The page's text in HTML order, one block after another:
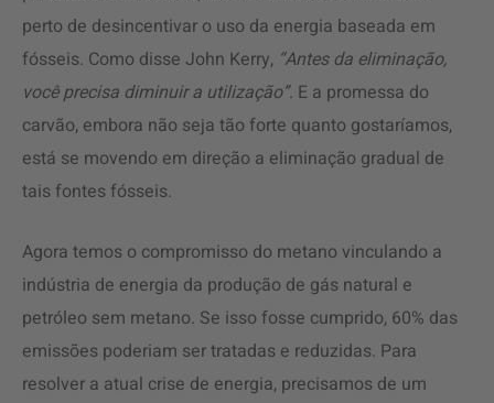
perto de desincentivar o uso da energia baseada em
fósseis. Como disse John Kerry, “Antes da eliminação,
você precisa diminuir a utilização”. E a promessa do
carvão, embora não seja tão forte quanto gostaríamos,
está se movendo em direção a eliminação gradual de
tais fontes fósseis.
Agora temos o compromisso do metano vinculando a
indústria de energia da produção de gás natural e
petróleo sem metano. Se isso fosse cumprido, 60% das
emissões poderiam ser tratadas e reduzidas. Para
resolver a atual crise de energia, precisamos de um